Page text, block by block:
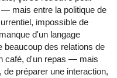
mais entre la politique de
impossible de
d'un langage
beaucoup des relations de
café, d'un repas — mais
préparer une interaction,